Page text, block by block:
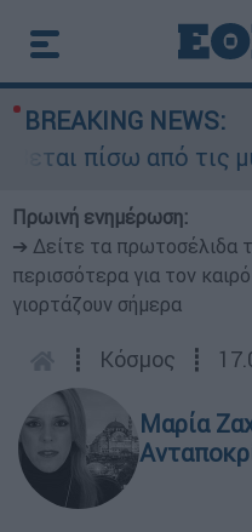
BREAKING NEWS:
πίσω από τις
Πρωινή ενημέρωση:
➔ Δείτε τα πρωτοσέλιδα
περισσότερα για τον
γιορτάζουν σήμερα
┋ Κόσμος ┋
Μαρία